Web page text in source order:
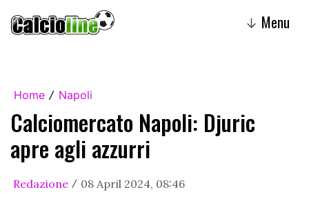
↓ Menu
Home / Napoli
Calciomercato Napoli: Djuric
apre agli azzurri
Redazione / 08 April 2024, 08:46